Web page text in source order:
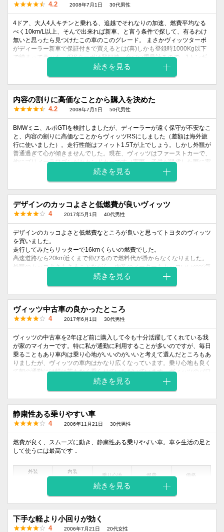
4.2 2008年7月1日 30代男性
4ドア、大人4人キチンと乗れる、追越でそれなりの加速、燃費平均なる
べく10km/L以上、そんで出来れば新車、と言う条件で探して、有るわけ
無いと思ったら見つけたこの車のこのグレード。 まさかヴィッツターボ
がディーラー新車で保証付きで買えるとは(喜)しかも登録時1000Kg以下
で納まってラッキ～(RSターボは登録時一台づつ重量計るので、1トンギ
リギリ4ドアの方はなるべくOPを後付けにした方がいいですよ!!)
乗り心地 燃費 価格
続きを見る
内容の割りに高価なことから購入を決めた
4.2 2008年7月1日 50代男性
BMWミニ、ルポGTIを検討しましたが、ディーラーが遠く保守が不安なこ
と、内容の割りに高価なことからヴィッツRSにしました（差額は海外旅
行に使いました）。走行性能はフィット1.5Tが上でしょう。しかし外観が
普通過ぎて心が傾きませんでした。現在、ヴィッツはファーストカーで、
他にプリメーラワゴンがセカンドカーです（実際、子供が帰省した際に家
族で乗るとか、荷物を運ぶ時しか出番が無くなった）。乗り換え前の車
は、子供の置いていったサイノスベータ1.5でした。これは高速道でもパ
ワー不足を感じませんでしたし、4000rpmが気持ち良く使えました。ヴ
ィッツは一般道主体の走行でもエンジンを回しきりたかったので、1.5RS
でなく1.3RSとしました。乗り心地は1.3RSでも硬めです。1.5RSは更に
硬いはず。グレード検討として1.5RSはホイールデザインとエンジンパワ
ーが魅力です。若い男子は迷わず1.5RSでしょう。1000ccとの比較では
レンタカーで数日乗りました。町乗りでは1.0の柔らかな足回りが好印象
ですが、坂道は急にトルクが不足します。もっとも、RSを検討する人
は、ヴィッツとRSは別車種と捉えているでしょうね（エンジンではなく
外観の相違から）。 私はこれまで軽から2.0Lまで十数台乗り換えまし
た。米国滞在中は2.4～4.5L車を数車種載っていました。その経験から、
日本でのベストバランス車はコンパクトだと思っています。最近知合いは
Ｌサイズセダンやミニバンを買っていますが、Lサイズ（3L）1台よりコ
できるでしょう（他人の目を気にしなければ）。トヨタさんには次に160
万円ぐらいのプレミアムヴィッツ（内装と走行安定性をドイツコンパクト
並にした真のプレミアムを）を出して欲しいです。また次期ヴィッツがフ
ィット対策で全長が長くなるのは残念で、少なくともRSだけはコンパク
外装
デザイン
内装
デザイン
乗り心地 燃費 価格
5 4 4
続きを見る
デザインのカッコよさと低燃費が良いヴィッツ
4 2017年5月1日 40代男性
デザインのカッコよさと低燃費なところが良いと思ってトヨタのヴィッツ
を買いました。
走行してみたらリッターで16kmくらいの燃費でした。
高速道路なら20km近くまで伸びるので燃料代が掛からなくなりました。
外観のカッコよさもさることながら、内装のメーターもカッコいいので気
街中での走りはコンパクトサイズなので運転しやすいのが良いですね。
今まで軽自動車に乗っており加速がいまいちでイライラすることが多かっ
たですが、ヴィッツに乗り換えてからはスムーズに加速するので快適で
す。
車内も広くなって運転が疲れにくくなりました。加速がモタモタする軽自
動車からステップアップしたいと思っている方は、リッターカーのヴィッ
ツはオススメです。
外装
デザイン
内装
デザイン
乗り心地 燃費 価格
続きを見る
ヴィッツ中古車の良かったところ
4 2017年6月1日 30代男性
ヴィッツの中古車を2年ほど前に購入して今も十分活躍してくれている我
が家のマイカーです。特に私が通勤に利用することが多いのですが、毎日
乗ることもあり車内は乗り心地がいいのがいいと考えて選んだところもあ
りましたが、ヴィッツの車内はかなり広くなっています。乗り心地も良く
て朝の通勤には特に苦もなく乗らせていただいています。ヴィッツのパワ
ーですが、自宅が坂道の上ということで、そのあたりも考慮して選んだの
ですが、かなりのパワーがあるので高速や坂道などは問題なく上ってくれ
るところはいいですね。値段もまだ安いほうだと感じましたし、何よりも
デザインもオシャレで今時の自動車って感じで選ぶならちょうどいい自動
車ではないでしょうか。
外装
デザイン
内装
デザイン
乗り心地 価格
4
続きを見る
静粛性ある乗りやすい車
4 2006年11月21日 30代男性
燃費が良く、スムーズに動き、静粛性ある乗りやすい車。車を生活の足と
して使うには最高です．
外装
内装
乗り心地 燃費 価格
5
続きを見る
下手な軽より小回りが効く
4 2006年7月21日 20代女性